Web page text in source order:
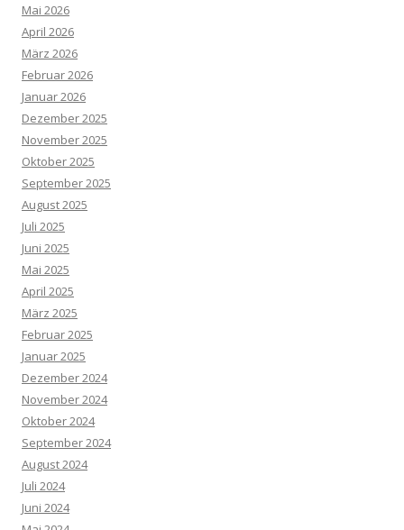
Mai 2026
April 2026
März 2026
Februar 2026
Januar 2026
Dezember 2025
November 2025
Oktober 2025
September 2025
August 2025
Juli 2025
Juni 2025
Mai 2025
April 2025
März 2025
Februar 2025
Januar 2025
Dezember 2024
November 2024
Oktober 2024
September 2024
August 2024
Juli 2024
Juni 2024